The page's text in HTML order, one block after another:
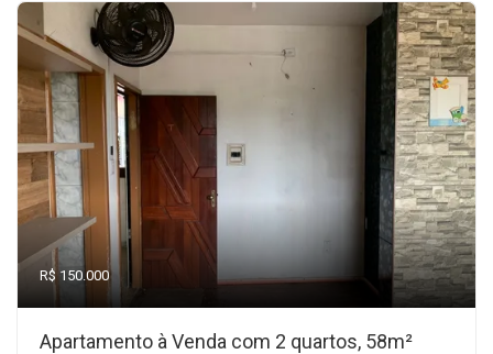
R$ 150.000
Apartamento à Venda com 2 quartos, 58m²